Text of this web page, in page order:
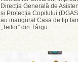
Direcția Generală de
și Protecția Copilului
au inaugurat Casa de tip
„Teilor” din Târgu...